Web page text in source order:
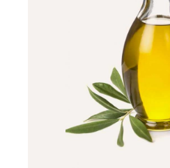
$22.00